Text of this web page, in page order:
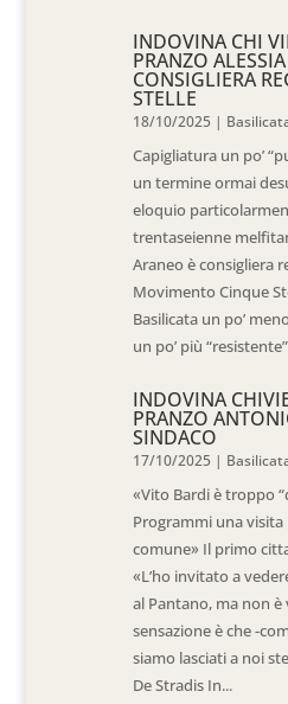
INDOVINA CHI
PRANZO
CONSIGLIERA
STELLE
18/10/2025 |
Capigliatura un po’
un termine ormai
eloquio
trentaseienne
Araneo è consigliera
Movimento Cinque
Basilicata un po’
un po’ più
INDOVINA
PRANZO
SINDACO
17/10/2025 |
«Vito Bardi è troppo
Programmi una visita
comune» Il primo
«L’ho invitato a
al Pantano, ma non è
sensazione è che -
siamo lasciati a noi
De Stradis In...